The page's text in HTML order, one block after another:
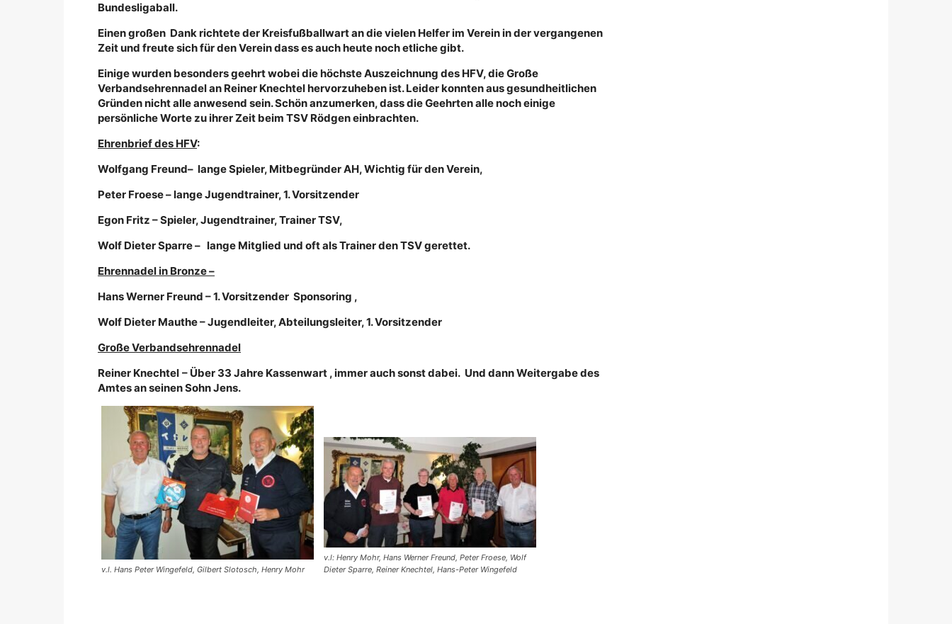
Bundesligaball.
Einen großen Dank richtete der Kreisfußballwart an die vielen Helfer im Verein in der vergangenen
Zeit und freute sich für den Verein dass es auch heute noch etliche gibt.
Einige wurden besonders geehrt wobei die höchste Auszeichnung des HFV, die Große
Verbandsehrennadel an Reiner Knechtel hervorzuheben ist. Leider konnten aus gesundheitlichen
Gründen nicht alle anwesend sein. Schön anzumerken, dass die Geehrten alle noch einige
persönliche Worte zu ihrer Zeit beim TSV Rödgen einbrachten.
Ehrenbrief des HFV:
Wolfgang Freund– lange Spieler, Mitbegründer AH, Wichtig für den Verein,
Peter Froese– lange Jugendtrainer, 1. Vorsitzender
Egon Fritz – Spieler, Jugendtrainer, Trainer TSV,
Wolf Dieter Sparre– lange Mitglied und oft als Trainer den TSV gerettet.
Ehrennadel in Bronze –
Hans Werner Freund – 1. Vorsitzender Sponsoring ,
Wolf Dieter Mauthe– Jugendleiter, Abteilungsleiter, 1. Vorsitzender
Große Verbandsehrennadel
Reiner Knechtel – Über 33 Jahre Kassenwart , immer auch sonst dabei. Und dann Weitergabe des
Amtes an seinen Sohn Jens.
v.l. Hans Peter Wingefeld, Gilbert Slotosch, Henry Mohr
v.l: Henry Mohr, Hans Werner Freund, Peter Froese, Wolf
Dieter Sparre, Reiner Knechtel, Hans-Peter Wingefeld